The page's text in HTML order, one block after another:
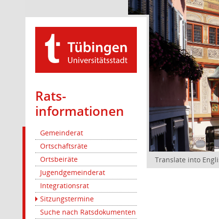
Rats­
informationen
Gemeinderat
Ortschaftsräte
Ortsbeiräte
Jugendgemeinderat
Integrationsrat
Sitzungstermine
Suche nach Ratsdokumenten
Translate into